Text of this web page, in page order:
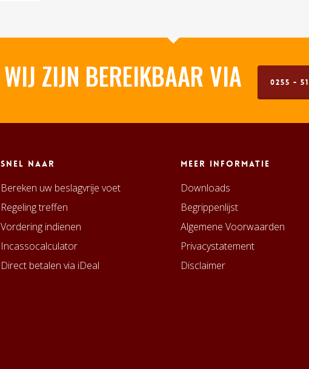
WIJ ZIJN BEREIKBAAR VIA 0255 -
Snel naar
Bereken uw beslagvrije voet
Regeling treffen
Vordering indienen
Incassocalculator
Direct betalen via iDeal
Meer informatie
Downloads
Begrippenlijst
Algemene Voorwaarden
Privacystatement
Disclaimer